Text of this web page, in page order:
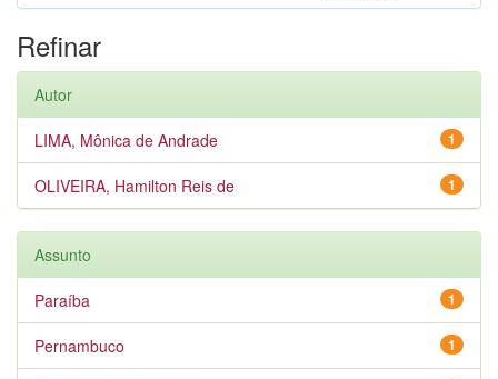
Refinar
Autor
1
LIMA, Mônica de Andrade
1
OLIVEIRA, Hamilton Reis de
Assunto
1
Paraíba
1
Pernambuco